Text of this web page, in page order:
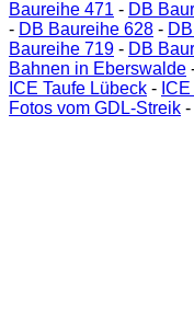
Baureihe 471 - DB
- DB Baureihe 628 -
Baureihe 719 - DB
Bahnen in Eberswalde
ICE Taufe Lübeck -
Fotos vom GDL-Streik -